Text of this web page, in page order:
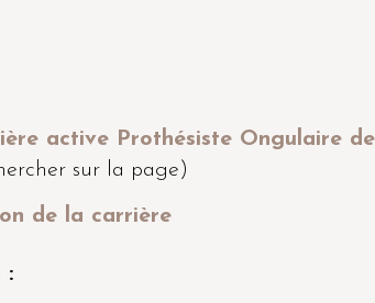
active Prothésiste Ongulaire
sur la page)
de la carrière
: